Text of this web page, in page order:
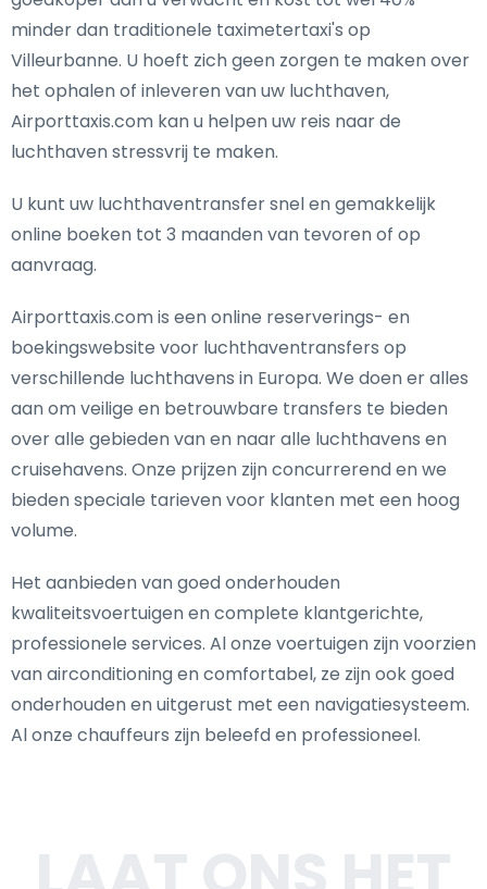
minder dan traditionele taximetertaxi's op
Villeurbanne. U hoeft zich geen zorgen te maken over
het ophalen of inleveren van uw luchthaven,
Airporttaxis.com kan u helpen uw reis naar de
luchthaven stressvrij te maken.
U kunt uw luchthaventransfer snel en gemakkelijk
online boeken tot 3 maanden van tevoren of op
aanvraag.
Airporttaxis.com is een online reserverings- en
boekingswebsite voor luchthaventransfers op
verschillende luchthavens in Europa. We doen er alles
aan om veilige en betrouwbare transfers te bieden
over alle gebieden van en naar alle luchthavens en
cruisehavens. Onze prijzen zijn concurrerend en we
bieden speciale tarieven voor klanten met een hoog
volume.
Het aanbieden van goed onderhouden
kwaliteitsvoertuigen en complete klantgerichte,
professionele services. Al onze voertuigen zijn voorzien
van airconditioning en comfortabel, ze zijn ook goed
onderhouden en uitgerust met een navigatiesysteem.
Al onze chauffeurs zijn beleefd en professioneel.